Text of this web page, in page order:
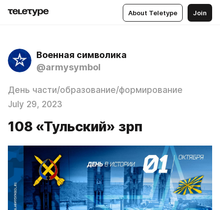
About Teletype Join
Военная символика
@armysymbol
День части/образование/формирование
July 29, 2023
108 «Тульский» зрп